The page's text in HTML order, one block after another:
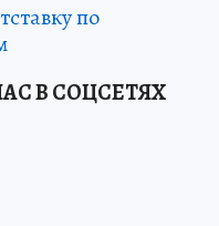
по
В СОЦСЕТЯХ